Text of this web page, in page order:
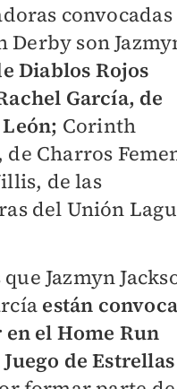
Derby son
Diablos Rojos
García, de
Corinth
Charros
de las
del Unión
que Jazmyn
están
en el Home Run
de Estrellas